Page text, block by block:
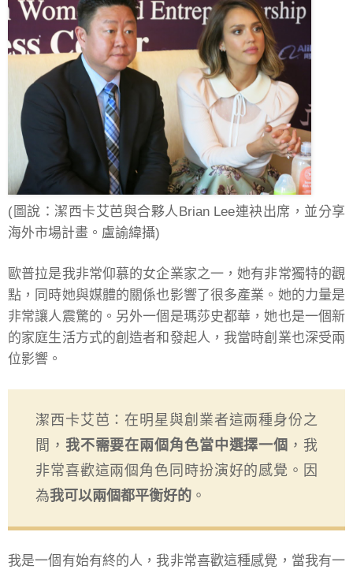
(圖說：潔西卡艾芭與合夥人Brian Lee連袂出席，並分享
海外市場計畫。盧諭緯攝)
歐普拉是我非常仰慕的女企業家之一，她有非常獨特的觀
點，同時她與媒體的關係也影響了很多產業。她的力量是
非常讓人震驚的。另外一個是瑪莎史都華，她也是一個新
的家庭生活方式的創造者和發起人，我當時創業也深受兩
位影響。
潔西卡艾芭：在明星與創業者這兩種身份之
間， 我不需要在兩個角色當中選擇一個 ，我
非常喜歡這兩個角色同時扮演好的感覺。因
為我可以兩個都平衡好的 。
我是一個有始有終的人，我非常喜歡這種感覺，當我有一